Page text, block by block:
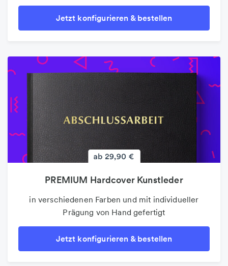
Jetzt konfigurieren & bestellen
PREMIUM Hardcover Kunstleder
in verschiedenen Farben und mit individueller
Prägung von Hand gefertigt
Jetzt konfigurieren & bestellen
Jetzt konfigurieren & bestellen
Jetzt konfigurieren & bestellen
Folder & Faltblätter
Der beliebte 4-Seiter als Infoblatt oder
Wurfsendung
Jetzt konfigurieren & bestellen